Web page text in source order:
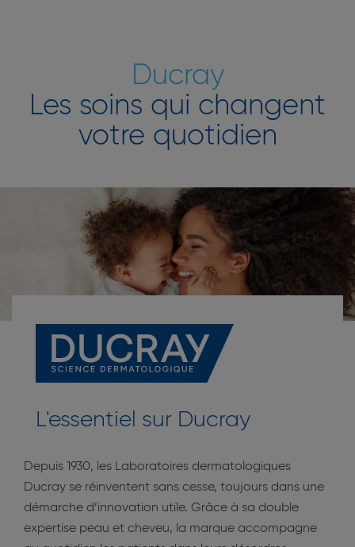
Ducray
Les soins qui changent
votre quotidien
L'essentiel sur Ducray
Depuis 1930, les Laboratoires dermatologiques
Ducray se réinventent sans cesse, toujours dans une
démarche d’innovation utile. Grâce à sa double
expertise peau et cheveu, la marque accompagne